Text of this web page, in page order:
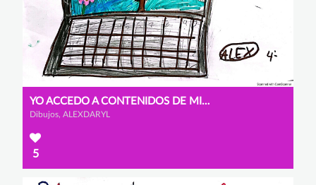
YO ACCEDO A CONTENIDOS DE MI EDAD
Dibujos, ALEXDARYL
5